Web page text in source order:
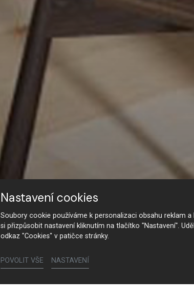
Nastavení cookies
Soubory cookie používáme k personalizaci obsahu reklam
si přizpůsobit nastavení kliknutím na tlačítko "Nastavení".
odkaz "Cookies" v patičce stránky.
POVOLIT VŠE NASTAVENÍ